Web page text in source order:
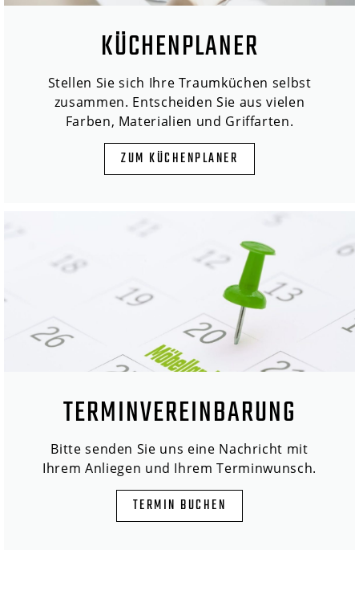
KÜCHENPLANER
Stellen Sie sich Ihre Traumküchen selbst
zusammen. Entscheiden Sie aus vielen
Farben, Materialien und Griffarten.
ZUM KÜCHENPLANER
TERMINVEREINBARUNG
Bitte senden Sie uns eine Nachricht mit
Ihrem Anliegen und Ihrem Terminwunsch.
TERMIN BUCHEN